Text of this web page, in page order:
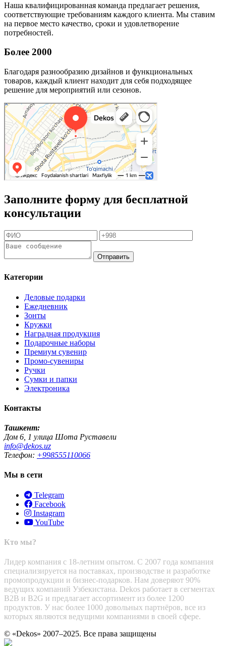
Наша квалифицированная команда предлагает решения,
соответствующие требованиям каждого клиента. Мы ставим
на первое место качество, сроки и удовлетворение
потребностей.
Более 2000
Благодаря разнообразию дизайнов и функциональных
товаров, каждый клиент находит для себя подходящее
решение для мероприятий или сезонов.
Заполните форму для бесплатной
консультации
Отправить
Категории
Деловые подарки
Ежедневник
Зонты
Кружки
Наградная продукция
Подарочные наборы
Премиум сувенир
Промо-сувениры
Ручки
Сумки и папки
Электроника
Контакты
Ташкент:
Дом 6, 1 улица Шота Руставели
info@dekos.uz
Телефон: +998555110066
Мы в сети
Telegram
Facebook
Instagram
YouTube
Кто мы?
Лидер компания с 18-летним опытом. С 2007 года компания
специализируется на поставках, производстве и разработке
промопродукции и бизнес-подарков. Нам доверяют 90%
ведущих компаний Узбекистана. Dekos работает в сегментах
B2B и B2G и предлагает ассортимент из более 1200
продуктов. У нас более 1000 довольных партнёров, все из
которых являются ведущими компаниями в своей сфере.
© «Dekos» 2007–2025. Все права защищены